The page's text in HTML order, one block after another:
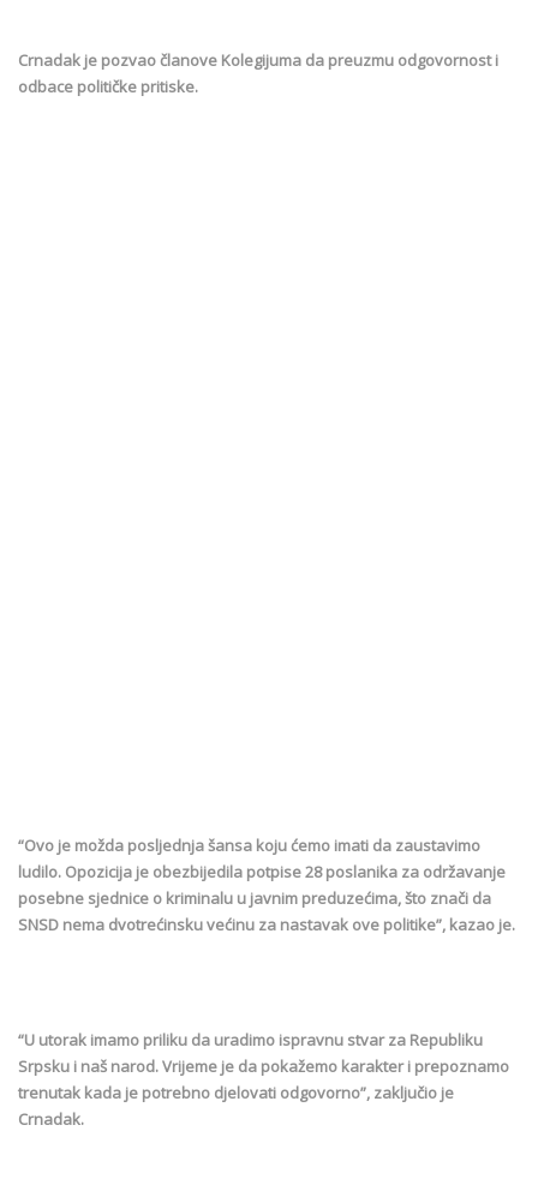
Crnadak je pozvao članove Kolegijuma da preuzmu odgovornost i
odbace političke pritiske.
“Ovo je možda posljednja šansa koju ćemo imati da zaustavimo
ludilo. Opozicija je obezbijedila potpise 28 poslanika za održavanje
posebne sjednice o kriminalu u javnim preduzećima, što znači da
SNSD nema dvotrećinsku većinu za nastavak ove politike”, kazao je.
“U utorak imamo priliku da uradimo ispravnu stvar za Republiku
Srpsku i naš narod. Vrijeme je da pokažemo karakter i prepoznamo
trenutak kada je potrebno djelovati odgovorno”, zaključio je
Crnadak.